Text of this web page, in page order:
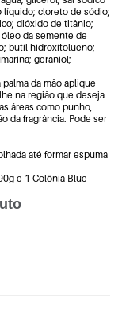
líquido; cloreto de sódio;
dióxido de titânio;
da semente de
butil-hidroxitolueno;
geraniol;
da mão aplique
na região que deseja
áreas como punho,
da fragrância. Pode ser
até formar espuma
e 1 Colônia Blue